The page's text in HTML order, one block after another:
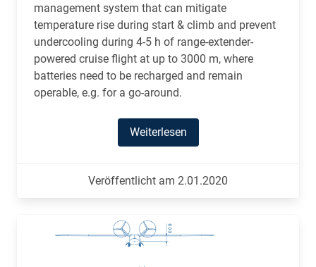
management system that can mitigate
temperature rise during start & climb and prevent
undercooling during 4-5 h of range-extender-
powered cruise flight at up to 3000 m, where
batteries need to be recharged and remain
operable, e.g. for a go-around.
Weiterlesen
Veröffentlicht am 2.01.2020